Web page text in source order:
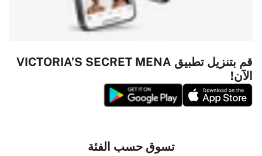
قم بتنزيل تطبيق VICTORIA’S SECRET MENA
الآن!
تسوق حسب الفئة